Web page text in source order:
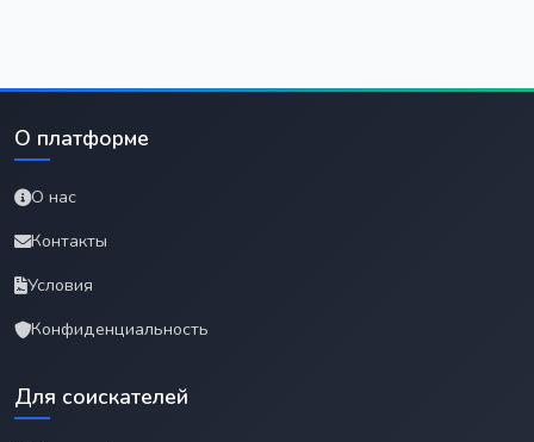
О платформе
О нас
Контакты
Условия
Конфиденциальность
Для соискателей